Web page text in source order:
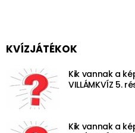
KVÍZJÁTÉKOK
Kik vannak a
VILLÁMKVÍZ 5.
Kik vannak a